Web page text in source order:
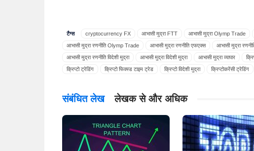
टैग्स cryptocurrency FX आभासी मुद्रा FTT आभासी मुद्रा Olymp Trade
आभासी मुद्रा रणनीति Olymp Trade
आभासी मुद्रा रणनीति एफएक्स आभासी मुद्रा
आभासी मुद्रा रणनीति विदेशी मुद्रा
आभासी मुद्रा विदेशी मुद्रा आभासी मुद्रा व्यापार
क्रिप्टो ट्रेडिंग
क्रिप्टो फिक्स्ड टाइम ट्रेड क्रिप्टो विदेशी मुद्रा क्रिप्टोकरेंसी ट्रेडिंग
बिटकॉइन Olymp Trade
बिटकॉइन OlympTrade
बिटकॉइन फॉरेक्स
मुद्राओं एफएक्स
रणनीति Olymp Trade रणनीति एफएक्स रणनीति एफटीटी
वर्चुअल करेंसी फिक्स्ड टाइम ट्रेड
व्यापार आभासी मुद्रा FTT व्यापार आभासी मुद्रा FX
व्यापार आभासी मुद्रा निश्चित समय व्यापार
व्यापार आभासी मुद्रा विदेशी मुद्रा व्यापार आभासी
संबंधित लेख लेखक से और अधिक